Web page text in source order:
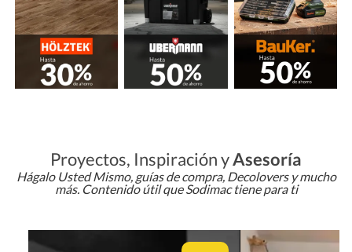
Proyectos, Inspiración yAsesoría
Hágalo Usted Mismo, guías de compra, Decolovers y mucho
más. Contenido útil que Sodimac tiene para ti